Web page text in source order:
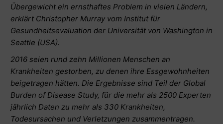
Übergewicht ein ernsthaftes Problem in vielen Ländern,
erklärt Christopher Murray vom Institut für
Gesundheitsevaluation der Universität von Washington in
Seattle (USA).
2016 seien rund zehn Millionen Menschen an
Krankheiten gestorben, zu denen ihre Essgewohnheiten
beigetragen hätten. Die Ergebnisse sind Teil der Global
Burden of Disease Study, für die mehr als 2500 Experten
jährlich Daten zu mehr als 330 Krankheiten,
Todesursachen und Verletzungen zusammentragen.